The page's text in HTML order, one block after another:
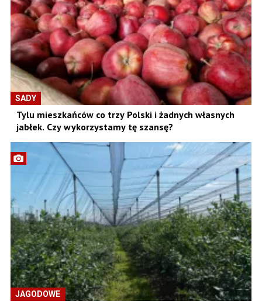
SADY
Tylu mieszkańców co trzy Polski i żadnych własnych
jabłek. Czy wykorzystamy tę szansę?
JAGODOWE